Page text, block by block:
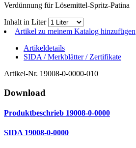
Verdünnung für Lösemittel-Spritz-Patina
Inhalt in Liter
Artikel zu meinem Katalog hinzufügen
Artikeldetails
SIDA / Merkblätter / Zertifikate
Artikel-Nr. 19008-0-0000-010
Download
Produktbeschrieb 19008-0-0000
SIDA 19008-0-0000